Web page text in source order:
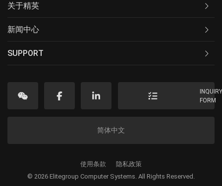
关于精英
新闻中心
SUPPORT
FORM
简体中文
© 2026 Elitegroup Computer Systems. All Rights Reserved.
使用条款 隐私政策